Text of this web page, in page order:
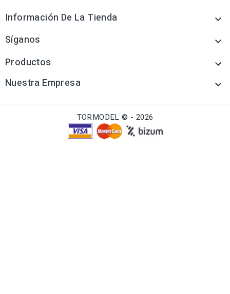
Información De La Tienda 
Síganos 
Productos 
Nuestra Empresa 
TORMODEL © - 2026